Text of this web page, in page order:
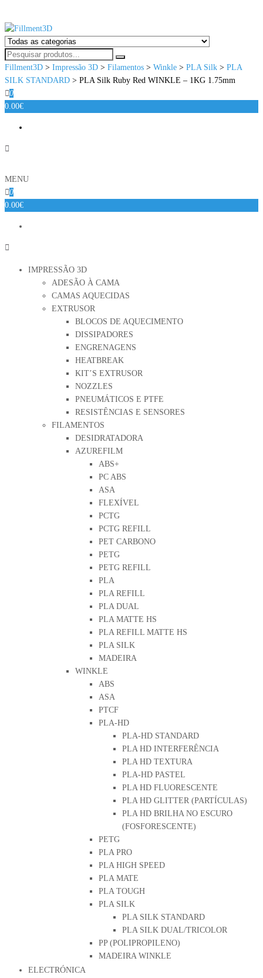
Fillment3D
Componentes e Serviço de Impressão 3D
Fillment3D > Impressão 3D > Filamentos > Winkle > PLA Silk > PLA
SILK STANDARD > PLA Silk Ruby Red WINKLE – 1KG 1.75mm
0
0.00€
MENU
0
0.00€
IMPRESSÃO 3D
ADESÃO À CAMA
CAMAS AQUECIDAS
EXTRUSOR
BLOCOS DE AQUECIMENTO
DISSIPADORES
ENGRENAGENS
HEATBREAK
KIT’S EXTRUSOR
NOZZLES
PNEUMÁTICOS E PTFE
RESISTÊNCIAS E SENSORES
FILAMENTOS
DESIDRATADORA
AZUREFILM
ABS+
PC ABS
ASA
FLEXÍVEL
PCTG
PCTG REFILL
PET CARBONO
PETG
PETG REFILL
PLA
PLA REFILL
PLA DUAL
PLA MATTE HS
PLA REFILL MATTE HS
PLA SILK
MADEIRA
WINKLE
ABS
ASA
PTCF
PLA-HD
PLA-HD STANDARD
PLA HD INTERFERÊNCIA
PLA HD TEXTURA
PLA-HD PASTEL
PLA HD FLUORESCENTE
PLA HD GLITTER (PARTÍCULAS)
PLA HD BRILHA NO ESCURO
(FOSFORESCENTE)
PETG
PLA PRO
PLA HIGH SPEED
PLA MATE
PLA TOUGH
PLA SILK
PLA SILK STANDARD
PLA SILK DUAL/TRICOLOR
PP (POLIPROPILENO)
MADEIRA WINKLE
ELECTRÓNICA